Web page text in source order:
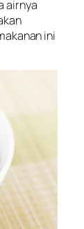
airnya
ini